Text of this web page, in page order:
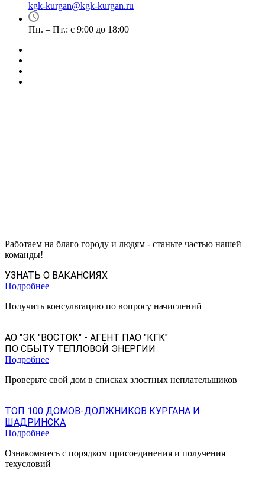
kgk-kurgan@kgk-kurgan.ru
Пн. – Пт.: с 9:00 до 18:00
Работаем на благо городу и людям - станьте частью нашей
команды!
УЗНАТЬ О ВАКАНСИЯХ
Подробнее
Получить консультацию по вопросу начислений
АО "ЭК "ВОСТОК" - АГЕНТ ПАО "КГК"
ПО СБЫТУ ТЕПЛОВОЙ ЭНЕРГИИ
Подробнее
Проверьте свой дом в списках злостных неплательщиков
ТОП 100 ДОМОВ-ДОЛЖНИКОВ КУРГАНА И
ШАДРИНСКА
Подробнее
Ознакомьтесь с порядком присоединения и получения
техусловий